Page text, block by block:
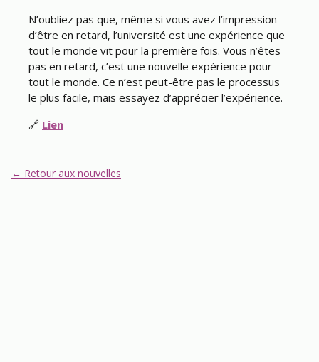
N’oubliez pas que, même si vous avez l’impression
d’être en retard, l’université est une expérience que
tout le monde vit pour la première fois. Vous n’êtes
pas en retard, c’est une nouvelle expérience pour
tout le monde. Ce n’est peut-être pas le processus
le plus facile, mais essayez d’apprécier l’expérience.
🔗 Lien
← Retour aux nouvelles